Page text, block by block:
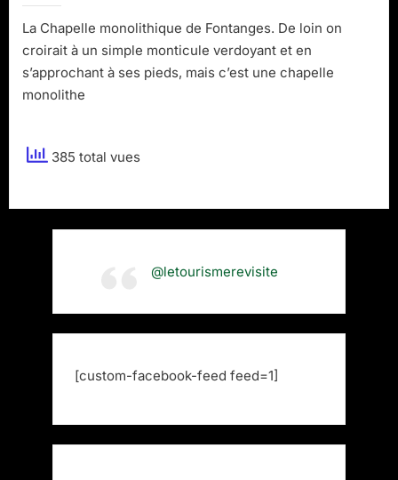
La Chapelle monolithique de Fontanges. De loin on
croirait à un simple monticule verdoyant et en
s’approchant à ses pieds, mais c’est une chapelle
monolithe
385 total vues
@letourismerevisite
[custom-facebook-feed feed=1]